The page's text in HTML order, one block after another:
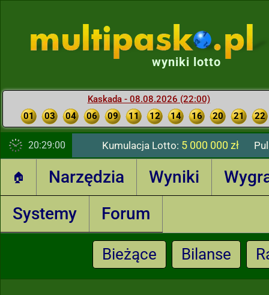
wyniki lotto
Kaskada - 08.08.2026 (22:00)
01
03 04 06 09 11 12 14 16 20 21 22
20:29:01 Kumulacja Lotto: 5 000 000 zł
🏠 Narzędzia Wyniki
Systemy
Forum
Bieżące Bilanse